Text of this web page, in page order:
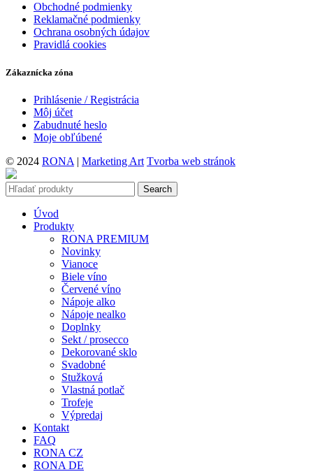
Obchodné podmienky
Reklamačné podmienky
Ochrana osobných údajov
Pravidlá cookies
Zákaznícka zóna
Prihlásenie / Registrácia
Môj účet
Zabudnuté heslo
Moje obľúbené
© 2024 RONA | Marketing Art Tvorba web stránok
Search
Úvod
Produkty
RONA PREMIUM
Novinky
Vianoce
Biele víno
Červené víno
Nápoje alko
Nápoje nealko
Doplnky
Sekt / prosecco
Dekorované sklo
Svadobné
Stužková
Vlastná potlač
Trofeje
Výpredaj
Kontakt
FAQ
RONA CZ
RONA DE